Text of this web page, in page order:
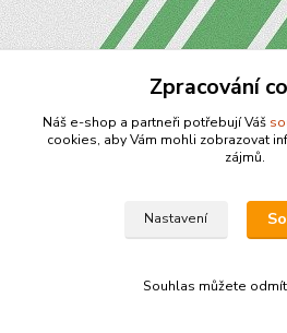
Zpracování
Náš e-shop a partneři potřebují Váš
cookies, aby Vám mohli zobrazovat
zájmů.
Nastavení
Souhlas můžete